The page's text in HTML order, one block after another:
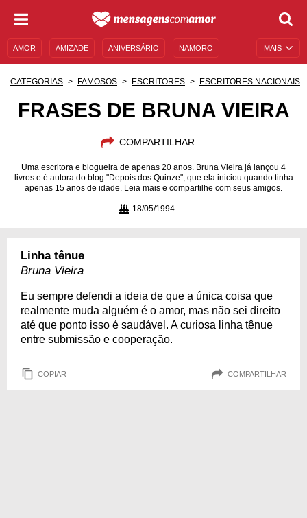
MAIS
AMOR AMIZADE ANIVERSÁRIO NAMORO
CATEGORIAS FAMOSOS ESCRITORES ESCRITORES NACIONAIS
FRASES DE BRUNA VIEIRA
COMPARTILHAR
Uma escritora e blogueira de apenas 20 anos. Bruna Vieira já lançou 4
livros e é autora do blog "Depois dos Quinze", que ela iniciou quando tinha
apenas 15 anos de idade. Leia mais e compartilhe com seus amigos.
18/05/1994
Linha tênue
Bruna Vieira
Eu sempre defendi a ideia de que a única coisa que
realmente muda alguém é o amor, mas não sei direito
até que ponto isso é saudável. A curiosa linha tênue
entre submissão e cooperação.
COPIAR COMPARTILHAR